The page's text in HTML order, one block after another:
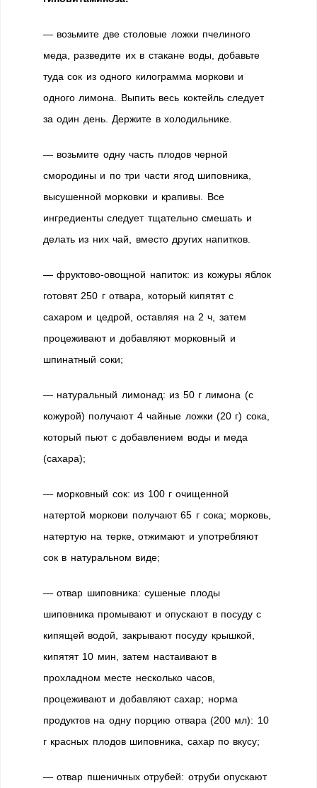
— возьмите две столовые ложки пчелиного
меда, разведите их в стакане воды, добавьте
туда сок из одного килограмма моркови и
одного лимона. Выпить весь коктейль следует
за один день. Держите в холодильнике.
— возьмите одну часть плодов черной
смородины и по три части ягод шиповника,
высушенной морковки и крапивы. Все
ингредиенты следует тщательно смешать и
делать из них чай, вместо других напитков.
— фруктово-овощной напиток: из кожуры яблок
готовят 250 г отвара, который кипятят с
сахаром и цедрой, оставляя на 2 ч, затем
процеживают и добавляют морковный и
шпинатный соки;
— натуральный лимонад: из 50 г лимона (с
кожурой) получают 4 чайные ложки (20 г) сока,
который пьют с добавлением воды и меда
(сахара);
— морковный сок: из 100 г очищенной
натертой моркови получают 65 г сока; морковь,
натертую на терке, отжимают и употребляют
сок в натуральном виде;
— отвар шиповника: сушеные плоды
шиповника промывают и опускают в посуду с
кипящей водой, закрывают посуду крышкой,
кипятят 10 мин, затем настаивают в
прохладном месте несколько часов,
процеживают и добавляют сахар; норма
продуктов на одну порцию отвара (200 мл): 10
г красных плодов шиповника, сахар по вкусу;
— отвар пшеничных отрубей: отруби опускают